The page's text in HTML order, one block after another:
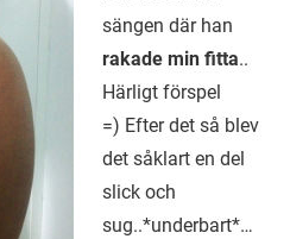
sängen där han
rakade min fitta..
Härligt förspel
=) Efter det så blev
det såklart en del
slick och
sug..*underbart*…